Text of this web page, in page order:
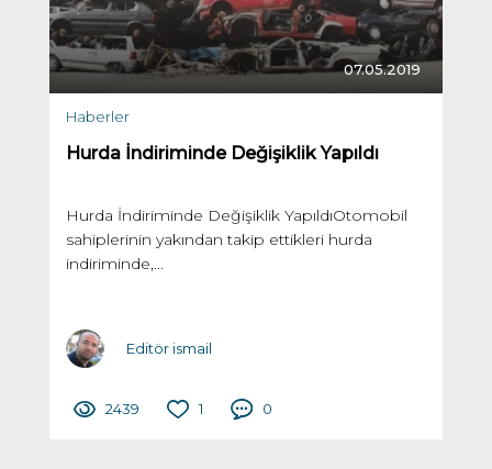
07.05.2019
Haberler
Hurda İndiriminde Değişiklik Yapıldı
Hurda İndiriminde Değişiklik YapıldıOtomobil
sahiplerinin yakından takip ettikleri hurda
indiriminde,...
Editör ismail
2439 1 0